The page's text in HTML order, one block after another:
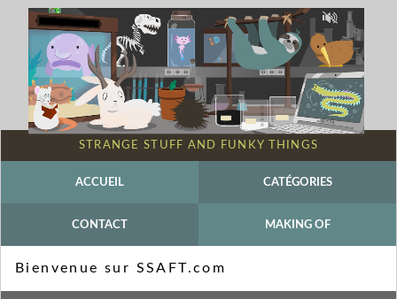
STRANGE STUFF AND FUNKY THINGS
ACCUEIL CATÉGORIES
CONTACT MAKING OF
Bienvenue sur SSAFT.com